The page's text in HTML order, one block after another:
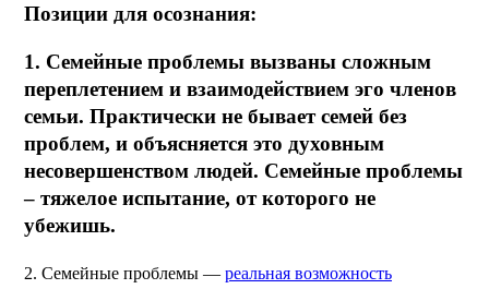
Позиции для осознания:
1. Семейные проблемы вызваны сложным
переплетением и взаимодействием эго членов
семьи. Практически не бывает семей без
проблем, и объясняется это духовным
несовершенством людей. Семейные проблемы
– тяжелое испытание, от которого не
убежишь.
2. Семейные проблемы — реальная возможность